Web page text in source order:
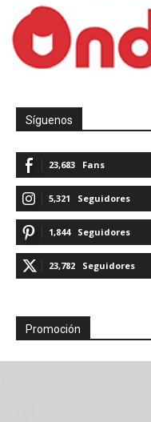
Síguenos
23,683 Fans
5,321 Seguidores
1,844 Seguidores
23,782 Seguidores
Promoción